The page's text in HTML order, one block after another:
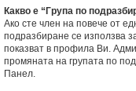
Какво е “Група по
Ако сте член на повече от
подразбиране се използва
показват в профила Ви.
промяната на групата по
Панел.